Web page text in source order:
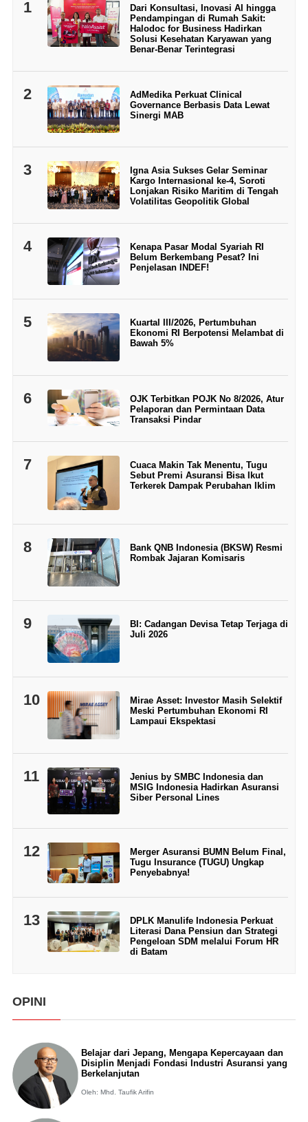
1
Dari Konsultasi, Inovasi AI hingga
Pendampingan di Rumah Sakit:
Halodoc for Business Hadirkan
Solusi Kesehatan Karyawan yang
Benar-Benar Terintegrasi
2
AdMedika Perkuat Clinical
Governance Berbasis Data Lewat
Sinergi MAB
3
Igna Asia Sukses Gelar Seminar
Kargo Internasional ke-4, Soroti
Lonjakan Risiko Maritim di Tengah
Volatilitas Geopolitik Global
4
Kenapa Pasar Modal Syariah RI
Belum Berkembang Pesat? Ini
Penjelasan INDEF!
5
Kuartal III/2026, Pertumbuhan
Ekonomi RI Berpotensi Melambat di
Bawah 5%
6
OJK Terbitkan POJK No 8/2026, Atur
Pelaporan dan Permintaan Data
Transaksi Pindar
7
Cuaca Makin Tak Menentu, Tugu
Sebut Premi Asuransi Bisa Ikut
Terkerek Dampak Perubahan Iklim
8
Bank QNB Indonesia (BKSW) Resmi
Rombak Jajaran Komisaris
9
BI: Cadangan Devisa Tetap Terjaga di
Juli 2026
10
Mirae Asset: Investor Masih Selektif
Meski Pertumbuhan Ekonomi RI
Lampaui Ekspektasi
11
Jenius by SMBC Indonesia dan
MSIG Indonesia Hadirkan Asuransi
Siber Personal Lines
12
Merger Asuransi BUMN Belum Final,
Tugu Insurance (TUGU) Ungkap
Penyebabnya!
13
DPLK Manulife Indonesia Perkuat
Literasi Dana Pensiun dan Strategi
Pengeloan SDM melalui Forum HR
di Batam
OPINI
Belajar dari Jepang, Mengapa Kepercayaan dan
Disiplin Menjadi Fondasi Industri Asuransi yang
Berkelanjutan
Oleh: Mhd. Taufik Arifin